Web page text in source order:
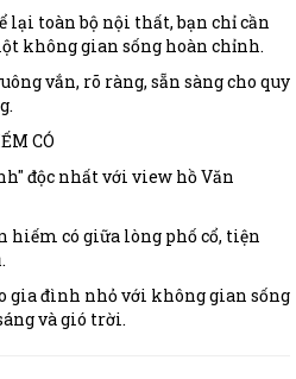
lại toàn bộ nội thất, bạn chỉ cần
không gian sống hoàn chỉnh.
vắn, rõ ràng, sẵn sàng cho quy
CÓ
độc nhất với view hồ Văn
hiếm có giữa lòng phố cổ, tiện
gia đình nhỏ với không gian sống
và gió trời.